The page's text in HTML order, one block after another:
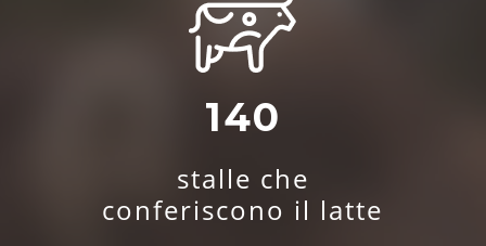
140
stalle che
conferiscono il latte